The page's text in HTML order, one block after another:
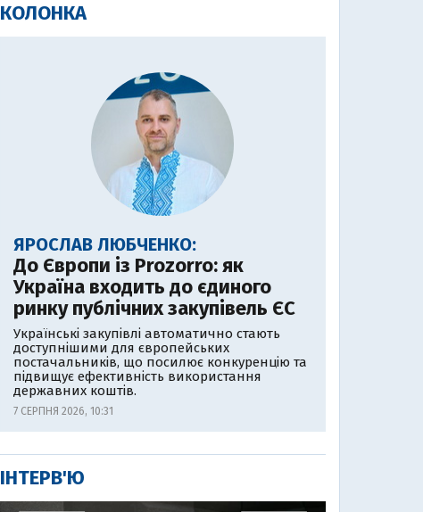
КОЛОНКА
ЯРОСЛАВ ЛЮБЧЕНКО:
До Європи із Prozorro: як
Україна входить до єдиного
ринку публічних закупівель ЄС
Українські закупівлі автоматично стають
доступнішими для європейських
постачальників, що посилює конкуренцію та
підвищує ефективність використання
державних коштів.
7 СЕРПНЯ 2026, 10:31
ІНТЕРВ'Ю